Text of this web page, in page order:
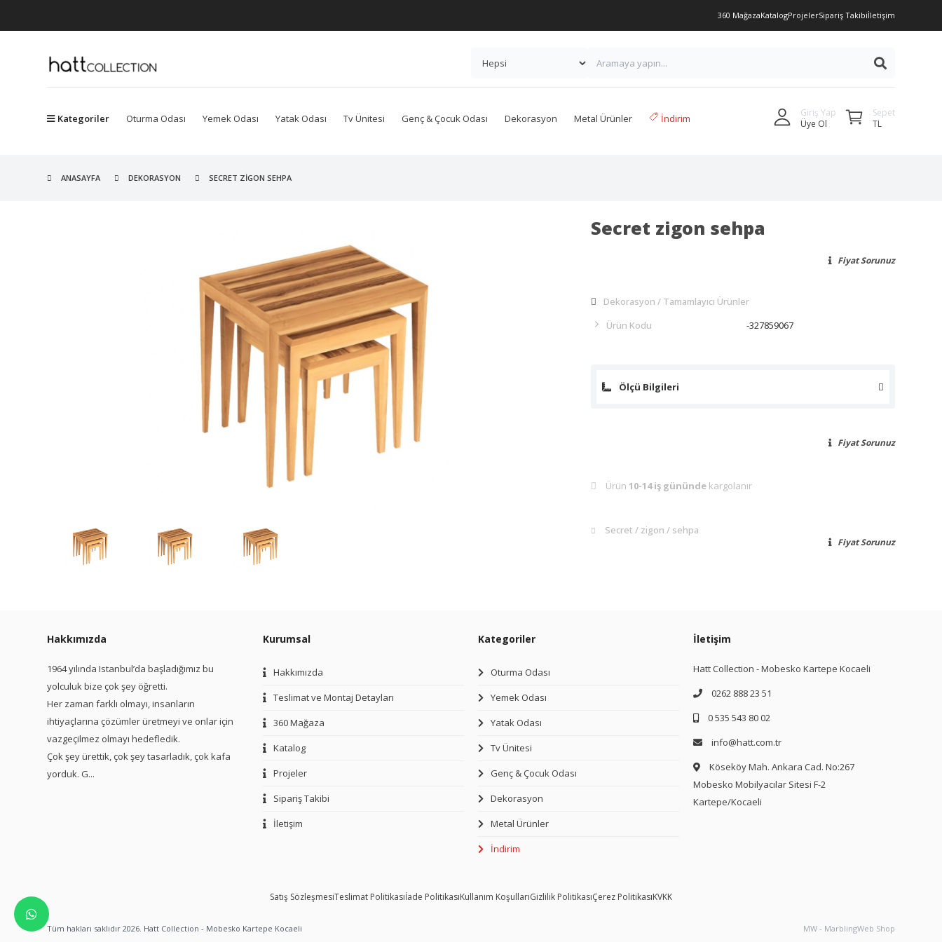
360 MağazaKatalogProjelerSipariş Takibiİletişim
Kategoriler Oturma Odası Yemek Odası Yatak Odası Tv Ünitesi Genç & Çocuk Odası Dekorasyon Metal Ürünler İndirim
Giriş Yap
Üye Ol
Sepet
TL
ANASAYFA DEKORASYON SECRET ZIGON SEHPA
Secret zigon sehpa
Fiyat Sorunuz
Dekorasyon
Tamamlayıcı Ürünler
Ürün Kodu
-327859067
Ölçü Bilgileri
Fiyat Sorunuz
Ürün 10-14 iş günündekargolanır
Secret zigon sehpa
Fiyat Sorunuz
Hakkımızda
1964 yılında Istanbul’da başladığımız bu
yolculuk bize çok şey öğretti.
Her zaman farklı olmayı, insanların
ihtiyaçlarına çözümler üretmeyi ve onlar için
vazgeçilmez olmayı hedefledik.
Çok şey ürettik, çok şey tasarladık, çok kafa
yorduk. G...
Kurumsal
Hakkımızda
Teslimat ve Montaj Detayları
360 Mağaza
Katalog
Projeler
Sipariş Takibi
İletişim
Kategoriler
Oturma Odası
Yemek Odası
Yatak Odası
Tv Ünitesi
Genç & Çocuk Odası
Dekorasyon
Metal Ürünler
İndirim
İletişim
Hatt Collection - Mobesko Kartepe Kocaeli
0262 888 23 51
0 535 543 80 02
info@hatt.com.tr
Köseköy Mah. Ankara Cad. No:267
Mobesko Mobilyacılar Sitesi F-2
Kartepe/Kocaeli
Satış SözleşmesiTeslimat Politikasıİade PolitikasıKullanım KoşullarıGizlilik PolitikasıÇerez PolitikasıKVKK
Tüm hakları saklıdır 2026. Hatt Collection - Mobesko Kartepe Kocaeli MW - MarblingWeb Shop